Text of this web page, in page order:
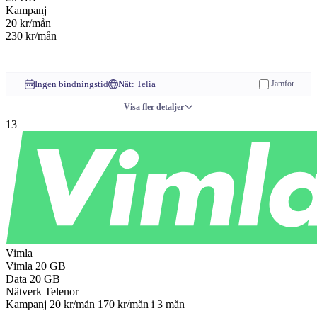
Kampanj
20 kr/mån
230 kr/mån
Ingen bindningstid Nät: Telia Jämför
Visa fler detaljer
13
Vimla
Vimla 20 GB
Data 20 GB
Nätverk Telenor
Kampanj 20 kr/mån 170 kr/mån i 3 mån